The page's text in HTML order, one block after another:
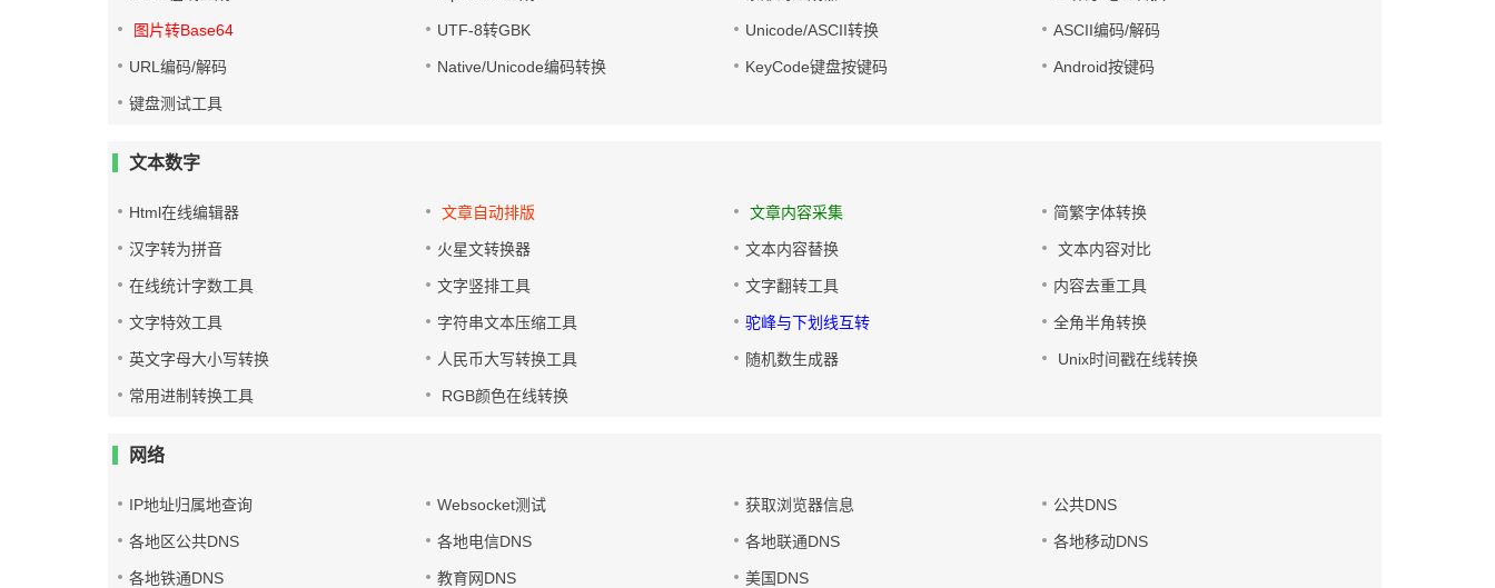
图片转Base64 UTF-8转GBK Unicode/ASCII转换 ASCII编码/解码
URL编码/解码 Native/Unicode编码转换 KeyCode键盘按键码 Android按键码
键盘测试工具
文本数字
Html在线编辑器 文章自动排版 文章内容采集 简繁字体转换
汉字转为拼音 火星文转换器 文本内容替换 文本内容对比
在线统计字数工具 文字竖排工具 文字翻转工具 内容去重工具
文字特效工具 字符串文本压缩工具 驼峰与下划线互转 全角半角转换
英文字母大小写转换 人民币大写转换工具 随机数生成器 Unix时间戳在线转换
常用进制转换工具 RGB颜色在线转换
网络
IP地址归属地查询 Websocket测试 获取浏览器信息 公共DNS
各地区公共DNS 各地电信DNS 各地联通DNS 各地移动DNS
各地铁通DNS 教育网DNS 美国DNS